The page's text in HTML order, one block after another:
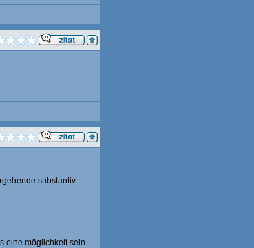
substantiv
eine möglichkeit sein